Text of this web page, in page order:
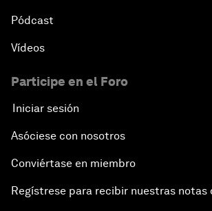
Pódcast
Vídeos
Participe en el Foro
Iniciar sesión
Asóciese con nosotros
Conviértase en miembro
Regístrese para recibir nuestras notas